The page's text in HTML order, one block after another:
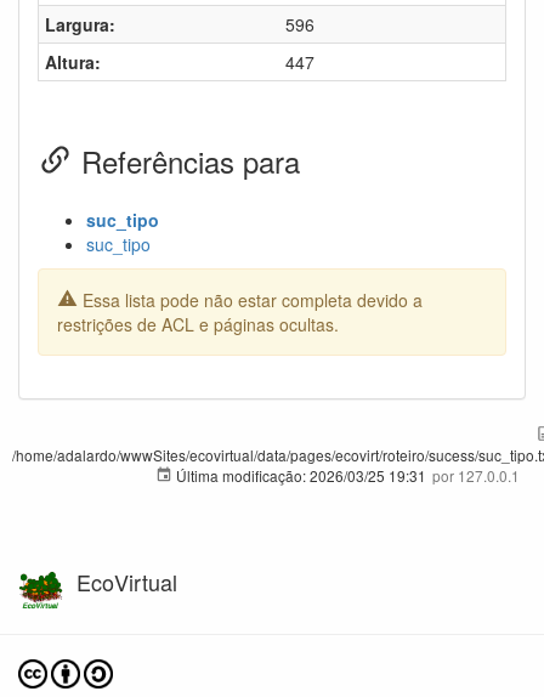
Largura:
596
Altura:
447
Referências para
suc_tipo
suc_tipo
Essa lista pode não estar completa devido a
restrições de ACL e páginas ocultas.
/home/adalardo/wwwSites/ecovirtual/data/pages/ecovirt/roteiro/sucess/
Última modificação:2026/03/25 19:31 por 127.0.0.1
EcoVirtual